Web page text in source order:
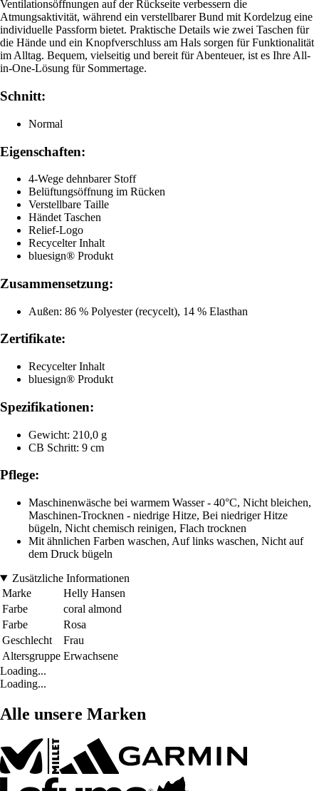
Ventilationsöffnungen auf der Rückseite verbessern die
Atmungsaktivität, während ein verstellbarer Bund mit Kordelzug eine
individuelle Passform bietet. Praktische Details wie zwei Taschen für
die Hände und ein Knopfverschluss am Hals sorgen für Funktionalität
im Alltag. Bequem, vielseitig und bereit für Abenteuer, ist es Ihre All-
in-One-Lösung für Sommertage.
Schnitt:
Normal
Eigenschaften:
4-Wege dehnbarer Stoff
Belüftungsöffnung im Rücken
Verstellbare Taille
Händet Taschen
Relief-Logo
Recycelter Inhalt
bluesign® Produkt
Zusammensetzung:
Außen: 86 % Polyester (recycelt), 14 % Elasthan
Zertifikate:
Recycelter Inhalt
bluesign® Produkt
Spezifikationen:
Gewicht: 210,0 g
CB Schritt: 9 cm
Pflege:
Maschinenwäsche bei warmem Wasser - 40°C, Nicht bleichen,
Maschinen-Trocknen - niedrige Hitze, Bei niedriger Hitze
bügeln, Nicht chemisch reinigen, Flach trocknen
Mit ähnlichen Farben waschen, Auf links waschen, Nicht auf
dem Druck bügeln
Zusätzliche Informationen
Marke
Helly Hansen
Farbe
coral almond
Farbe
Rosa
Geschlecht
Frau
Altersgruppe Erwachsene
Loading...
Loading...
Alle unsere Marken